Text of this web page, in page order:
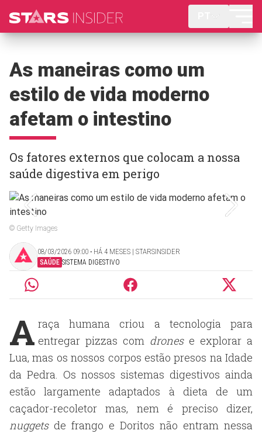
As maneiras como um
estilo de vida moderno
afetam o intestino
Os fatores externos que colocam a nossa
saúde digestiva em perigo
© Getty Images
08/03/2026 09:00 ‧ HÁ 4 MESES | STARSINSIDER
SAÚDE SISTEMA DIGESTIVO
A raça humana criou a tecnologia para
entregar pizzas com dronese explorar a
Lua, mas os nossos corpos estão presos na Idade
da Pedra. Os nossos sistemas digestivos ainda
estão largamente adaptados à dieta de um
caçador-recoletor mas, nem é preciso dizer,
nuggetsde frango e Doritos não entram nessa